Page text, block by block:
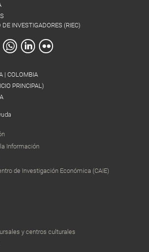
INVESTIGADORES (RIEC)
| COLOMBIA
PRINCIPAL)
Información
de Investigación Económica (CAIE)
y centros culturales